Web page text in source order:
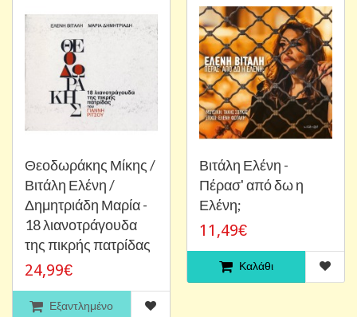
Θεοδωράκης Μίκης /
Βιτάλη Ελένη /
Δημητριάδη Μαρία -
18 λιανοτράγουδα
της πικρής πατρίδας
24,99€
Εξαντλημένο
Βιτάλη Ελένη -
Πέρασ' από δω η
Ελένη;
11,49€
Καλάθι